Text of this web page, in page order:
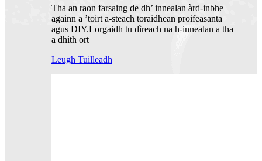
Tha an raon farsaing de dh’ innealan àrd-inbhe
againn a ’toirt a-steach toraidhean proifeasanta
agus DIY.Lorgaidh tu dìreach na h-innealan a tha
a dhìth ort
Leugh Tuilleadh